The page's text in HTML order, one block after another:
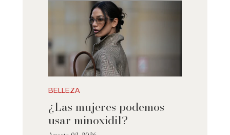
BELLEZA
¿Las mujeres podemos
usar minoxidil?